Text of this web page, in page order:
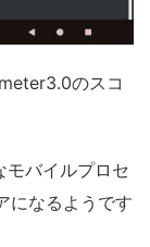
のスコ
バイルプロセ
になるようです